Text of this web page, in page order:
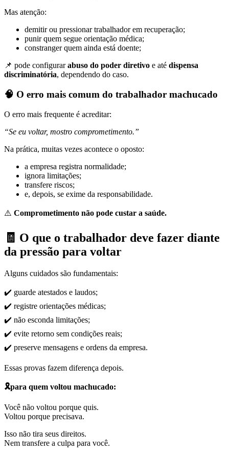
Mas atenção:
demitir ou pressionar trabalhador em recuperação;
punir quem segue orientação médica;
constranger quem ainda está doente;
📌 pode configurarabuso do poder diretivo e até dispensa
discriminatória, dependendo do caso.
🧠 O erro mais comum do trabalhador machucado
O erro mais frequente é acreditar:
“Se eu voltar, mostro comprometimento.”
Na prática, muitas vezes acontece o oposto:
a empresa registra normalidade;
ignora limitações;
transfere riscos;
e, depois, se exime da responsabilidade.
⚠️ Comprometimento não pode custar a saúde.
🧾 O que o trabalhador deve fazer diante
da pressão para voltar
Alguns cuidados são fundamentais:
✔️ guarde atestados e laudos;
✔️ registre orientações médicas;
✔️ não esconda limitações;
✔️ evite retorno sem condições reais;
✔️ preserve mensagens e ordens da empresa.
Essas provas fazem diferença depois.
🎗️para quem voltou machucado:
Você não voltou porque quis.
Voltou porque precisava.
Isso não tira seus direitos.
Nem transfere a culpa para você.